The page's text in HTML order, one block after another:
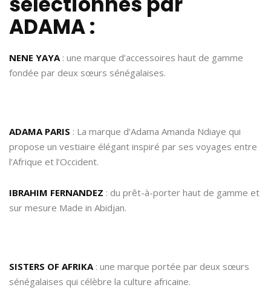
ADAMA :
NENE YAYA : une marque d’accessoires haut de gamme
fondée par deux sœurs sénégalaises.
ADAMA PARIS : La marque d’Adama Amanda Ndiaye qui
propose un vestiaire élégant inspiré par ses voyages entre
l’Afrique et l’Occident.
IBRAHIM FERNANDEZ : du prêt-à-porter haut de gamme et
sur mesure Made in Abidjan.
SISTERS OF AFRIKA : une marque portée par deux sœurs
sénégalaises qui célèbre la culture africaine.